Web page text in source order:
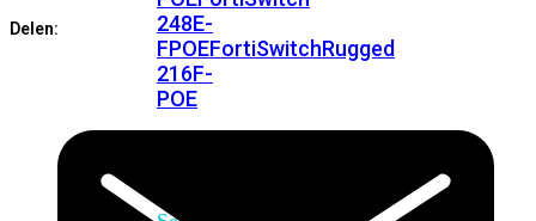
248E-
FPOEFortiSwitchRugged
216F-
POE
Delen: